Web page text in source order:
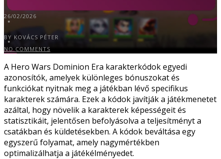
26/02/2026
BY KOVÁCS PÉTER
NO COMMENTS
A Hero Wars Dominion Era karakterkódok egyedi
azonosítók, amelyek különleges bónuszokat és
funkciókat nyitnak meg a játékban lévő specifikus
karakterek számára. Ezek a kódok javítják a játékmenetet
azáltal, hogy növelik a karakterek képességeit és
statisztikáit, jelentősen befolyásolva a teljesítményt a
csatákban és küldetésekben. A kódok beváltása egy
egyszerű folyamat, amely nagymértékben
optimalizálhatja a játékélményedet.